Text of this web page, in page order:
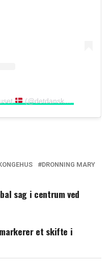
(@detdanskekongehus)
DRONNING MARY
sag i centrum ved
et skifte i